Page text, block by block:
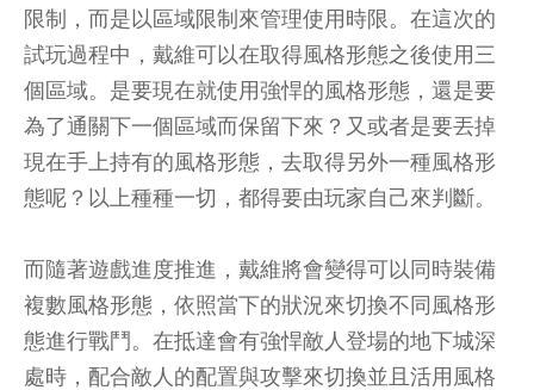
限制，而是以區域限制來管理使用時限。在這次的
試玩過程中，戴維可以在取得風格形態之後使用三
個區域。是要現在就使用強悍的風格形態，還是要
為了通關下一個區域而保留下來？又或者是要丟掉
現在手上持有的風格形態，去取得另外一種風格形
態呢？以上種種一切，都得要由玩家自己來判斷。
而隨著遊戲進度推進，戴維將會變得可以同時裝備
複數風格形態，依照當下的狀況來切換不同風格形
態進行戰鬥。在抵達會有強悍敵人登場的地下城深
處時，配合敵人的配置與攻擊來切換並且活用風格